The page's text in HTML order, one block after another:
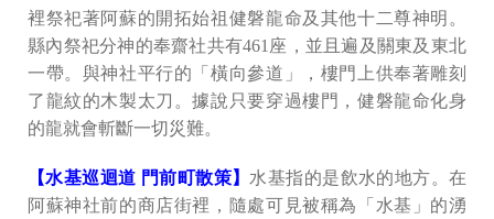
裡祭祀著阿蘇的開拓始祖健磐龍命及其他十二尊神明。
縣內祭祀分神的奉齋社共有461座，並且遍及關東及東北
一帶。與神社平行的「橫向參道」，樓門上供奉著雕刻
了龍紋的木製太刀。據說只要穿過樓門，健磐龍命化身
的龍就會斬斷一切災難。
【水基巡迴道 門前町散策】 水基指的是飲水的地方。在
阿蘇神社前的商店街裡，隨處可見被稱為「水基」的湧